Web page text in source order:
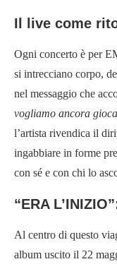
Il live come
Ogni concerto è per
si intrecciano corpo,
nel messaggio che
vogliamo ancora
l’artista rivendica il
ingabbiare in forme
con sé e con chi lo
“ERA
Al centro di questo
album uscito il 22